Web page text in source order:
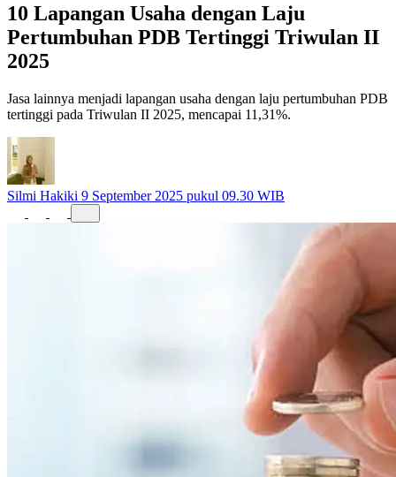
10 Lapangan Usaha dengan Laju
Pertumbuhan PDB Tertinggi Triwulan II
2025
Jasa lainnya menjadi lapangan usaha dengan laju pertumbuhan PDB
tertinggi pada Triwulan II 2025, mencapai 11,31%.
Silmi Hakiki 9 September 2025 pukul 09.30 WIB